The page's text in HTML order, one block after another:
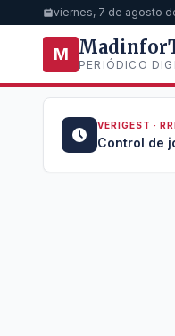
viernes, 7 de agosto
M
PERIÓDICO
VERIGEST ·
Control de